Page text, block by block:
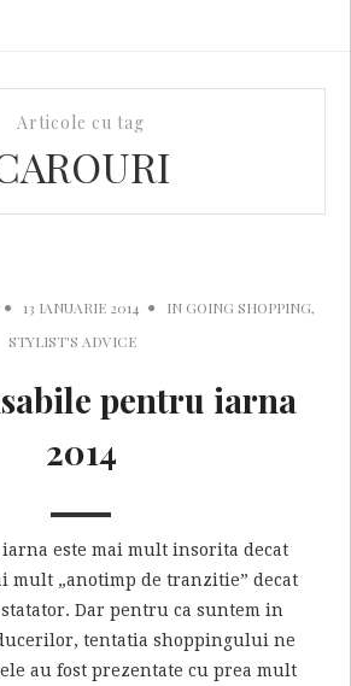
Articole cu tag
13 IANUARIE 2014 IN GOING SHOPPING,
STYLIST'S ADVICE
pentru iarna
2014
este mai mult insorita decat
mult „anotimp de tranzitie” decat
Dar pentru ca suntem in
tentatia shoppingului ne
au fost prezentate cu prea mult